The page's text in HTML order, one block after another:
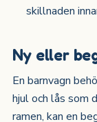
skillnaden
Ny eller
En barnvagn
hjul och lås som
ramen, kan en